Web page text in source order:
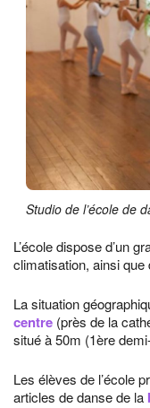
Studio de l’école de
L’école dispose d’un
climatisation, ainsi
La situation
centre (près de la
situé à 50m (1ère
Les élèves de l’école
articles de danse de la